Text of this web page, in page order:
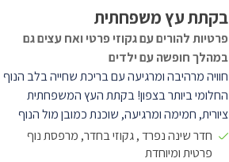
בקתת עץ משפחתית
פרטיות להורים עם גקוזי פרטי ואח עצים גם
במהלך חופשה עם ילדים
חוויה מרהיבה ומרגיעה עם בריכת שחייה בלב הנוף
החלומי ביותר בצפון! בקתת העץ המשפחתית
ציורית, חמימה ומרגיעה, שוכנת כמובן מול הנוף
המרשים. הבקתה נחלקת לשני חדרים - חדר שינה
זוגי רומנטי וחלל מרכזי בו נמצאים הסלון (עם ספה
חדר שינה נפרד , גקוזי בחדר, מרפסת נוף
פרטית ומיוחדת